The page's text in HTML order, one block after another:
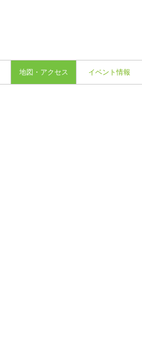
地図・アクセス イベント情報